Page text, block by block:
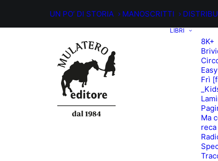
UN PO’ DI STORIA MANOSCRITTI
LIBRI
8K+
Easy
Frì
Ma